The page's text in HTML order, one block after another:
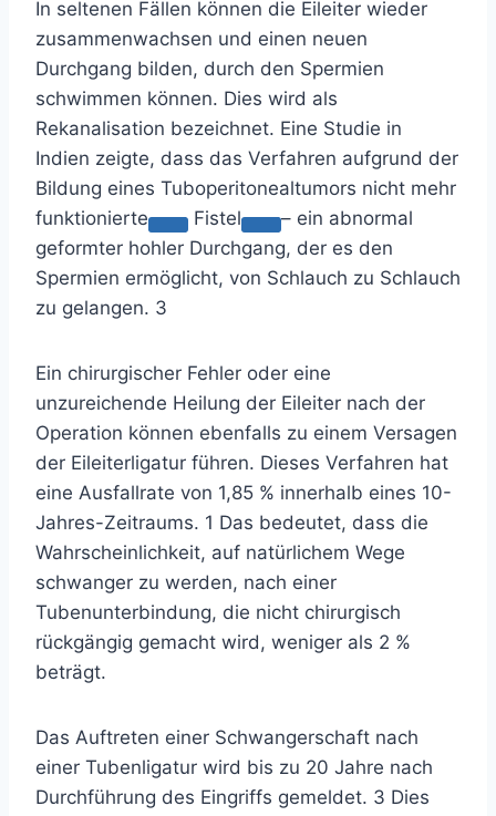
In seltenen Fällen können die Eileiter wieder
zusammenwachsen und einen neuen
Durchgang bilden, durch den Spermien
schwimmen können. Dies wird als
Rekanalisation bezeichnet. Eine Studie in
Indien zeigte, dass das Verfahren aufgrund der
Bildung eines Tuboperitonealtumors nicht mehr
funktionierte
Fistel
– ein abnormal
geformter hohler Durchgang, der es den
Spermien ermöglicht, von Schlauch zu Schlauch
zu gelangen. 3
Ein chirurgischer Fehler oder eine
unzureichende Heilung der Eileiter nach der
Operation können ebenfalls zu einem Versagen
der Eileiterligatur führen. Dieses Verfahren hat
eine Ausfallrate von 1,85 % innerhalb eines 10-
Jahres-Zeitraums. 1 Das bedeutet, dass die
Wahrscheinlichkeit, auf natürlichem Wege
schwanger zu werden, nach einer
Tubenunterbindung, die nicht chirurgisch
rückgängig gemacht wird, weniger als 2 %
beträgt.
Das Auftreten einer Schwangerschaft nach
einer Tubenligatur wird bis zu 20 Jahre nach
Durchführung des Eingriffs gemeldet. 3 Dies